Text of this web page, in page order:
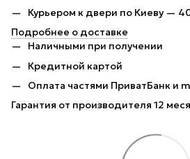
Курьером к двери по Киеву —
Подробнее о доставке
Наличными при получении
Кредитной картой
Оплата частями ПриватБанк и
Гарантия от производителя 12